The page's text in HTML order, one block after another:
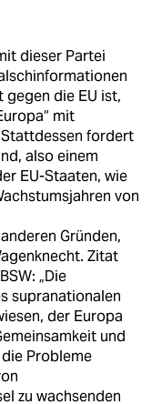
dieser Partei
gegen die EU ist,
mit
fordert
also einem
EU-Staaten, wie
von
Gründen,
Zitat
„Die
supranationalen
der Europa
und
Probleme
zu wachsenden